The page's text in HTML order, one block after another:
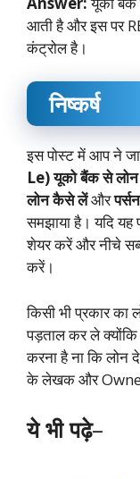
आती है और इस पर
कंट्रोल है।
निष्कर्ष
इस पोस्ट में आप ने
Le) यूको बैंक से
लोन कैसे लेंऔर
समझाया है। यदि यह
शेयर करें और नीचे
करें।
किसी भी प्रकार
पड़ताल कर ले क्योंकि
करना है ना कि लोन
के लेखक और Owner
ये भी पढ़े–